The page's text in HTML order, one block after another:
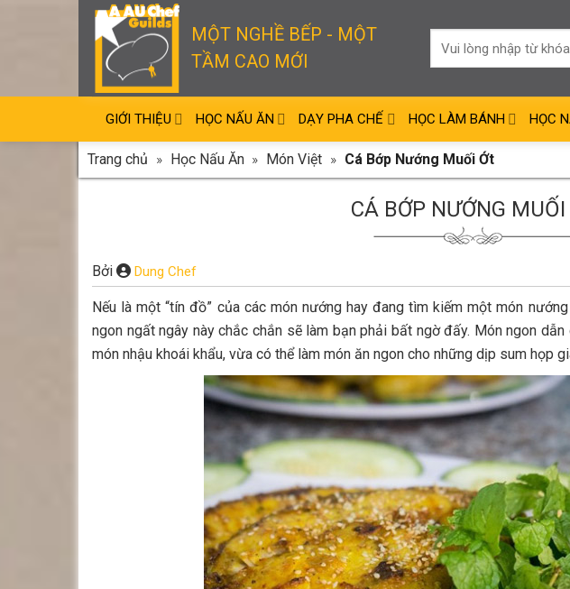
MỘT NGHỀ BẾP - MỘT
TẦM CAO MỚI
GIỚI THIỆU HỌC NẤU ĂN DẠY PHA CHẾ HỌC LÀM BÁNH HỌC
Trang chủ » Học Nấu Ăn » Món Việt » Cá Bớp Nướng Muối Ớt
CÁ BỚP NƯỚNG MUỐI
Bởi Dung Chef
Nếu là một “tín đồ” của các món nướng hay đang tìm kiếm một món
ngon ngất ngây này chắc chắn sẽ làm bạn phải bất ngờ đấy. Món ngon
món nhậu khoái khẩu, vừa có thể làm món ăn ngon cho những dịp sum họp